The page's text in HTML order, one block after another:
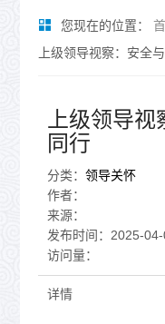
您现在的位置：
上级领导视察：安全
上级领导
同行
分类：领导关怀
作者：
来源：
发布时间： 2025-
访问量：
详情